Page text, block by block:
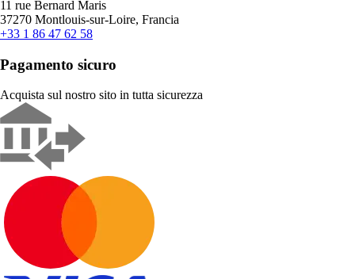
11 rue Bernard Maris
37270 Montlouis-sur-Loire, Francia
+33 1 86 47 62 58
Pagamento sicuro
Acquista sul nostro sito in tutta sicurezza